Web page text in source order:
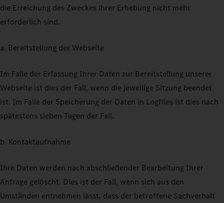
die Erreichung des Zweckes ihrer Erhebung nicht mehr
erforderlich sind.
a. Bereitstellung der Webseite
Im Falle der Erfassung Ihrer Daten zur Bereitstellung unserer
Webseite ist dies der Fall, wenn die jeweilige Sitzung beendet
ist. Im Falle der Speicherung der Daten in Logfiles ist dies nach
spätestens sieben Tagen der Fall.
b. Kontaktaufnahme
Ihre Daten werden nach abschließender Bearbeitung Ihrer
Anfrage gelöscht. Dies ist der Fall, wenn sich aus den
Umständen entnehmen lässt, dass der betroffene Sachverhalt